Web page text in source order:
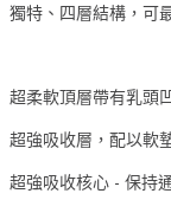
獨特、四層結構，可
超柔軟頂層帶有乳頭
超強吸收層，配以軟
超強吸收核心 - 保持